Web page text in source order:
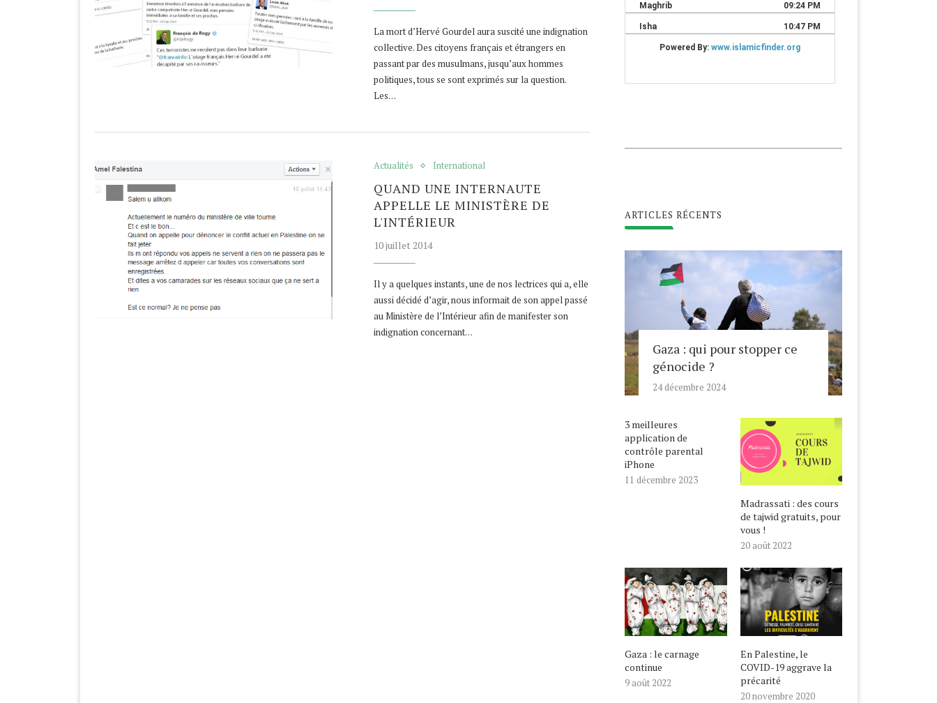
La mort d’Hervé Gourdel aura suscité une indignation
collective. Des citoyens français et étrangers en
passant par des musulmans, jusqu’aux hommes
politiques, tous se sont exprimés sur la question.
Les…
Actualités International
QUAND UNE INTERNAUTE
APPELLE LE MINISTÈRE DE
L'INTÉRIEUR
10 juillet 2014
Il y a quelques instants, une de nos lectrices qui a, elle
aussi décidé d’agir, nous informait de son appel passé
au Ministère de l’Intérieur afin de manifester son
indignation concernant…
ARTICLES RÉCENTS
Gaza : qui pour stopper ce
génocide ?
24 décembre 2024
3 meilleures
application de
contrôle parental
iPhone
11 décembre 2023
Madrassati : des cours
de tajwid gratuits, pour
vous !
20 août 2022
Gaza : le carnage
continue
9 août 2022
En Palestine, le
COVID-19 aggrave la
précarité
20 novembre 2020